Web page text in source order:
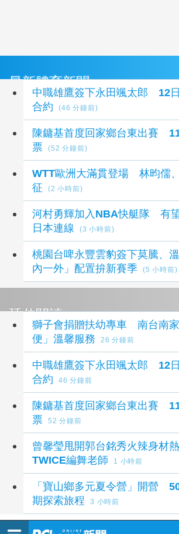
最新體育新聞
中職雄鷹簽下永田颯太郎 12
合約
(46 分鐘前)
陳鏞基首度回家鄉台東出賽
票
(52 分鐘前)
WTT歐洲大滿貫登場 林昀儒
征
(2 小時前)
河村勇輝加入NBA快艇隊 有
日本連線
(3 小時前)
桃園台啤永豐雲豹簽下莫騰、
內一外」配置拚新賽季
(5 小時前)
延伸閱讀
獅子會捐贈扶幼專車 南台南
便」溫馨服務
26 分鐘前
中職雄鷹簽下永田颯太郎 12
合約
46 分鐘前
陳鏞基首度回家鄉台東出賽
票
52 分鐘前
曾馨瑩甩開郭台銘秀火辣身材
TWICE編舞老師
1 小時前
「寶山鄉多元夏令營」開營
期探索旅程
3 小時前